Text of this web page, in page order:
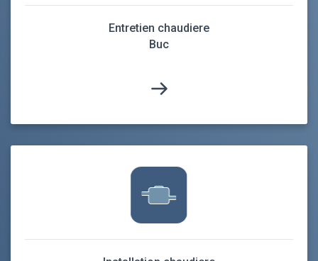
Entretien chaudiere
Buc